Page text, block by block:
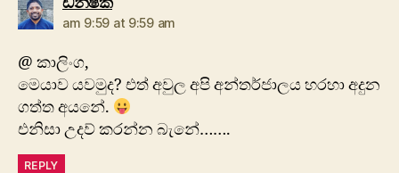
am 9:59 at 9:59 am
@ කාලිංග,
මෙයාව යවමුද? එත් අවුල අපි අන්තර්ජාලය හරහා අදුන
ගත්ත අයනේ.
එනිසා උදව් කරන්න බැනේ…….
REPLY